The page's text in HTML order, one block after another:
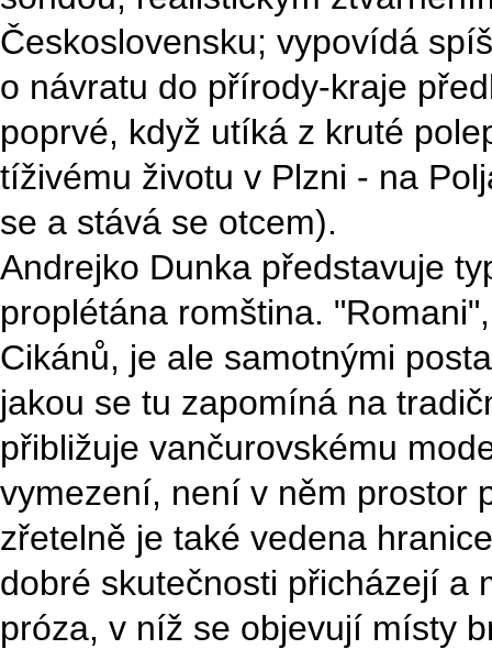
Československu; vypovídá
o návratu do přírody-kraje
poprvé, když utíká z kruté
tíživému životu v Plzni - na
se a stává se otcem).
Andrejko Dunka představuje
proplétána romština.
Cikánů, je ale samotnými
jakou se tu zapomíná na
přibližuje vančurovskému
vymezení, není v něm prostor
zřetelně je také vedena
dobré skutečnosti přicházejí
próza, v níž se objevují místy